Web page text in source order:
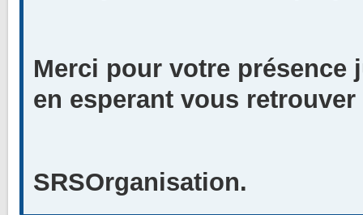
Merci pour votre présence
en esperant vous
SRSOrganisation.